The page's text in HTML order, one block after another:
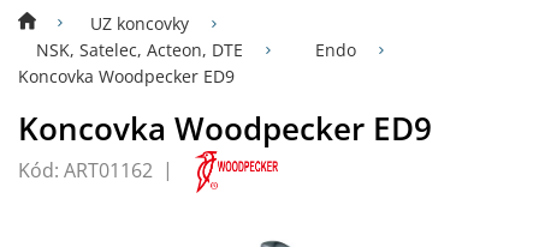
UZ koncovky
NSK, Satelec, Acteon, DTE
Endo
Koncovka Woodpecker ED9
Koncovka Woodpecker ED9
Kód: ART01162